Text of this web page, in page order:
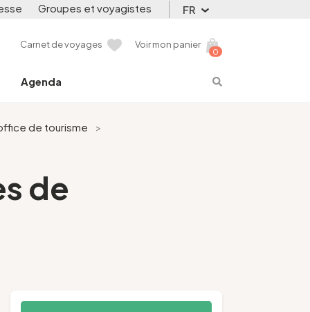
Groupes et voyagistes FR
Carnet de voyages
0
Voir mon panier
Agenda
de tourisme >
de